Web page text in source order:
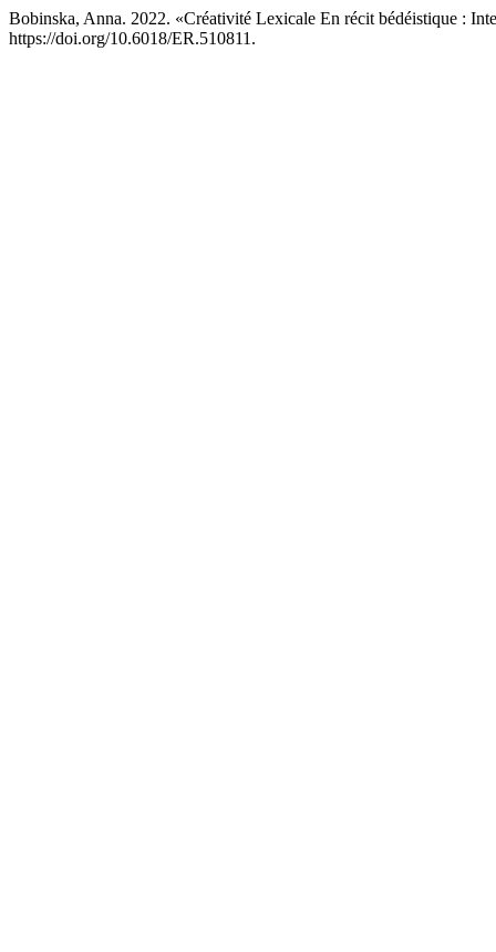
Bobinska, Anna. 2022. «Créativité Lexicale En récit bédéistique :
https://doi.org/10.6018/ER.510811.